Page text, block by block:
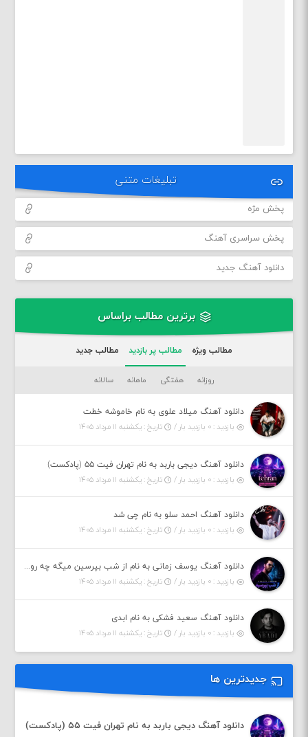
تبلیغات متنی
پخش مژه
پخش سراسری آهنگ
دانلود آهنگ جدید
برترین مطالب براساس
مطالب ویژه مطالب پر بازدید مطالب جدید
روزانه هفتگی ماهانه سالانه
دانلود آهنگ میلاد علوی به نام خاموشه خطت
بازدید : ۰ بازدید بار /
تاریخ : یکشنبه ۱۱ مرداد ۱۴۰۵
دانلود آهنگ دیجی باربد به نام تهران فیت ۵۵ (پادکست)
بازدید : ۰ بازدید بار /
تاریخ : یکشنبه ۱۱ مرداد ۱۴۰۵
دانلود آهنگ احمد سلو به نام چی شد
بازدید : ۰ بازدید بار /
تاریخ : یکشنبه ۱۱ مرداد ۱۴۰۵
دانلود آهنگ یوسف زمانی به نام از شب بپرسین میگه چه روزگاری دارم
بازدید : ۰ بازدید بار /
تاریخ : یکشنبه ۱۱ مرداد ۱۴۰۵
دانلود آهنگ سعید فشکی به نام ابدی
بازدید : ۰ بازدید بار /
تاریخ : یکشنبه ۱۱ مرداد ۱۴۰۵
جدیدترین ها
دانلود آهنگ دیجی باربد به نام تهران فیت ۵۵ (پادکست)